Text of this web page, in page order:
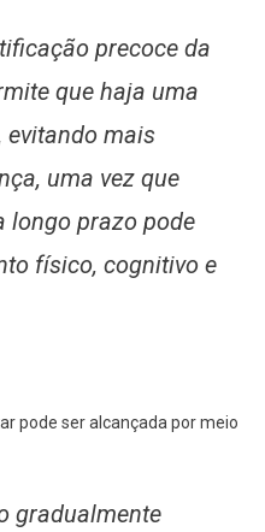
precoce da
que haja uma
evitando mais
uma vez que
longo prazo pode
físico, cognitivo e
pode ser alcançada por meio
gradualmente